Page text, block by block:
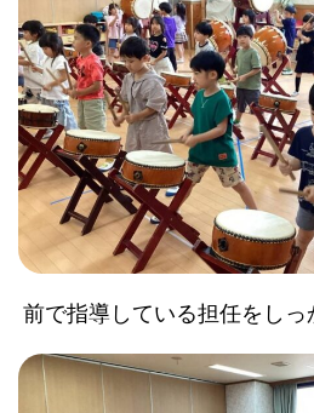
前で指導している担任をしっ